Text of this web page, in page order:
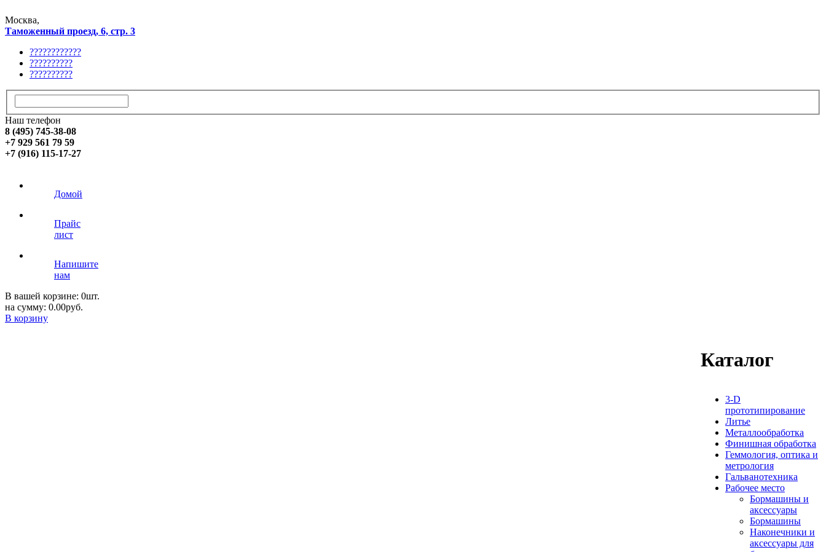
Москва,
Таможенный проезд, 6, стр. 3
????????????
??????????
??????????
Наш телефон
8 (495) 745-38-08
+7 929 561 79 59
+7 (916) 115-17-27
Домой
Прайс
лист
Напишите
нам
В вашей корзине: 0шт.
на сумму: 0.00руб.
В корзину
Каталог
3-D
прототипирование
Литье
Металлообработка
Финишная обработка
Геммология, оптика и
метрология
Гальванотехника
Рабочее место
Бормашины и
аксессуары
Бормашины
Наконечники и
аксессуары для